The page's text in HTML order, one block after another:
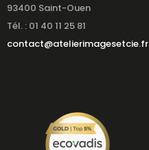
93400 Saint-Ouen
Tél. : 01 40 11 25 81
contact@atelierimagesetcie.fr